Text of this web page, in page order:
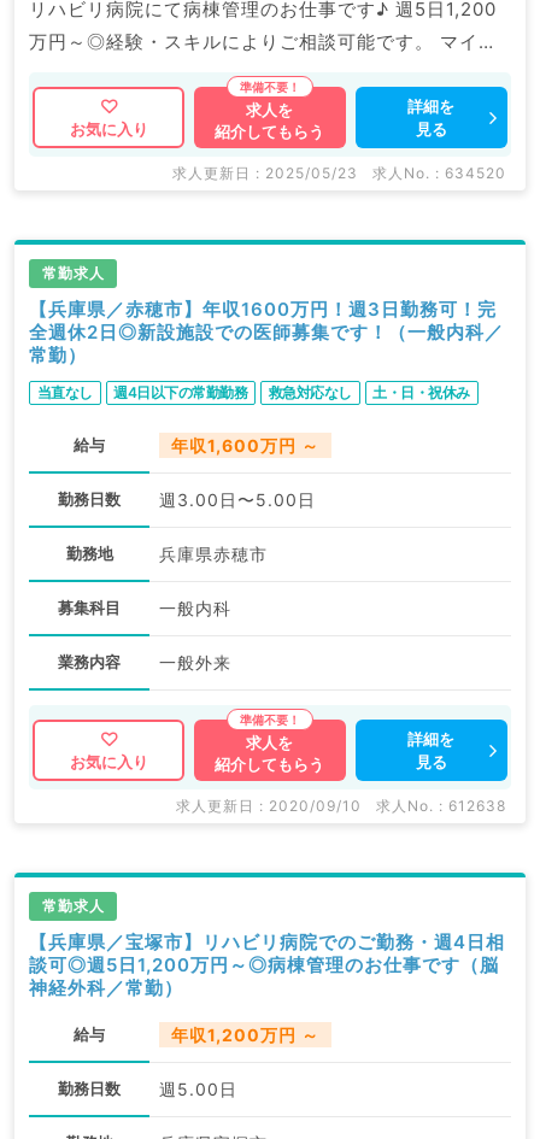
リハビリ病院にて病棟管理のお仕事です♪ 週5日1,200
万円～◎経験・スキルによりご相談可能です。 マイナ
ビDOCTORでは病院やクリニックなどの医療機関求人
はもちろんのこと、 掲載情報以外にも産業医等の企業
系求人も多数扱っています。 求人内容の詳細等はお気
軽にお問合せ下さい。
お気に入り
求人を
紹介してもらう
詳細を
見る
求人更新日 : 2025/05/23 求人No. : 634520
常勤求人
【兵庫県／赤穂市】年収1600万円！週3日勤務可！完
全週休2日◎新設施設での医師募集です！（一般内科／
常勤）
当直なし 週4日以下の常勤勤務 救急対応なし 土・日・祝休み
給与 年収1,600万円 ～
勤務日数 週3.00日〜5.00日
勤務地 兵庫県赤穂市
募集科目 一般内科
業務内容 一般外来
お気に入り
求人を
紹介してもらう
詳細を
見る
求人更新日 : 2020/09/10 求人No. : 612638
常勤求人
【兵庫県／宝塚市】リハビリ病院でのご勤務・週4日相
談可◎週5日1,200万円～◎病棟管理のお仕事です（脳
神経外科／常勤）
給与 年収1,200万円 ～
勤務日数 週5.00日